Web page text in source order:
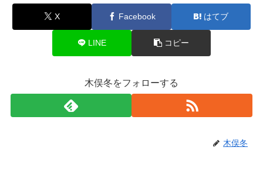
X Facebook はてブ
LINE コピー
木俣冬をフォローする
木俣冬